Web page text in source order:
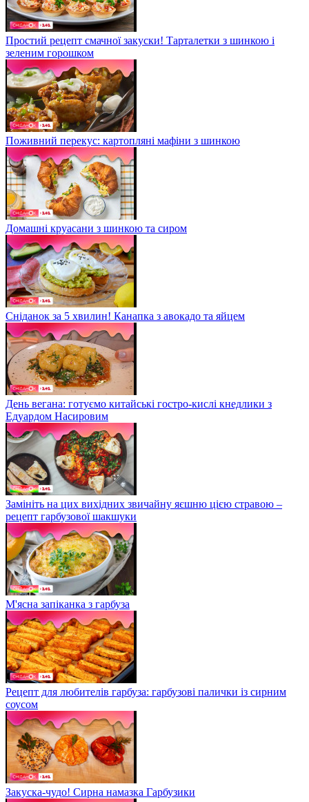
Простий рецепт смачної закуски! Тарталетки з шинкою і
зеленим горошком
Поживний перекус: картопляні мафіни з шинкою
Домашні круасани з шинкою та сиром
Сніданок за 5 хвилин! Канапка з авокадо та яйцем
День вегана: готуємо китайські гостро-кислі кнедлики з
Едуардом Насировим
Замініть на цих вихідних звичайну яєшню цією стравою –
рецепт гарбузової шакшуки
М'ясна запіканка з гарбуза
Рецепт для любителів гарбуза: гарбузові палички із сирним
соусом
Закуска-чудо! Сирна намазка Гарбузики